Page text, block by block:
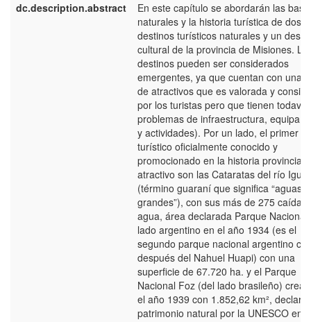
dc.description.abstract
En este capítulo se abordarán las
naturales y la historia turística de dos
destinos turísticos naturales y un
cultural de la provincia de Misiones.
destinos pueden ser considerados
emergentes, ya que cuentan con una
de atractivos que es valorada y
por los turistas pero que tienen todavía
problemas de infraestructura,
y actividades). Por un lado, el primer
turístico oficialmente conocido y
promocionado en la historia provincial,
atractivo son las Cataratas del río
(término guaraní que significa “aguas
grandes”), con sus más de 275 caídas
agua, área declarada Parque Nacional
lado argentino en el año 1934 (es el
segundo parque nacional argentino
después del Nahuel Huapi) con una
superficie de 67.720 ha. y el Parque
Nacional Foz (del lado brasileño)
el año 1939 con 1.852,62 km²,
patrimonio natural por la UNESCO en